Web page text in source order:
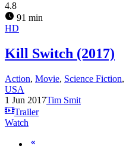
4.8
91 min
HD
Kill Switch (2017)
Action, Movie, Science Fiction,
USA
1 Jun 2017Tim Smit
Trailer
Watch